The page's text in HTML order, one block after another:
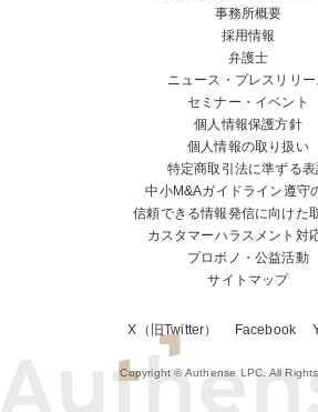
事務所概要
採用情報
弁護士
ニュース・プレスリリー
セミナー・イベント
個人情報保護方針
個人情報の取り扱い
特定商取引法に準ずる表
中小M&Aガイドライン遵守
信頼できる情報発信に向けた
カスタマーハラスメント対
プロボノ・公益活動
サイトマップ
X（旧Twitter） Facebook
Copyright © Authense LPC. All Rights